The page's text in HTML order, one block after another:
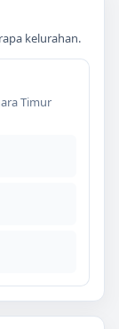
kelurahan.
Timur